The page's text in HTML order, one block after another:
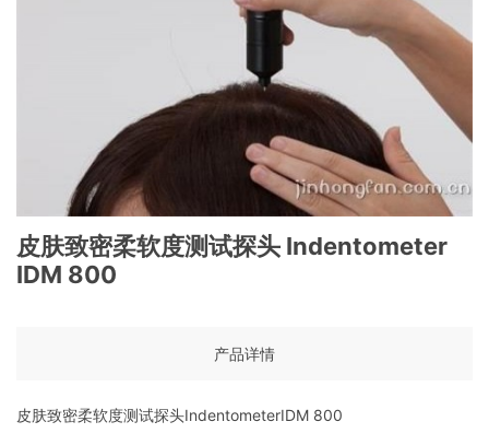
皮肤致密柔软度测试探头 Indentometer
IDM 800
产品详情
皮肤致密柔软度测试探头IndentometerIDM 800